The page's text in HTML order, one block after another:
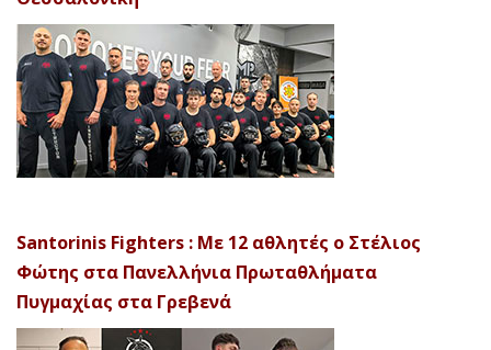
Santorinis Fighters : Με 12 αθλητές ο Στέλιος
Φώτης στα Πανελλήνια Πρωταθλήματα
Πυγμαχίας στα Γρεβενά